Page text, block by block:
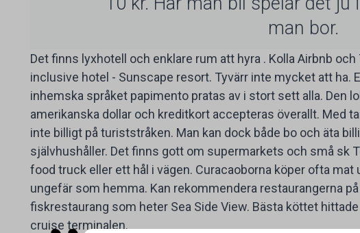
man bor.
Det finns lyxhotell och enklare rum att hyra . Kolla Airbnb och
inclusive hotel - Sunscape resort. Tyvärr inte mycket att ha.
inhemska språket papimento pratas av i stort sett alla. Den
amerikanska dollar och kreditkort accepteras överallt. Med
inte billigt på turiststråken. Man kan dock både bo och äta
självhushåller. Det finns gott om supermarkets och små sk
food truck eller ett hål i vägen. Curacaoborna köper ofta
ungefär som hemma. Kan rekommendera restaurangerna
fiskrestaurang som heter Sea Side View. Bästa köttet
cruise terminalen.